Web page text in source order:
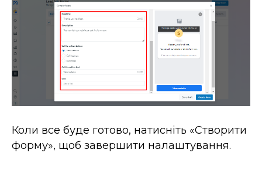
Коли все буде готово, натисніть «Створити
форму», щоб завершити налаштування.